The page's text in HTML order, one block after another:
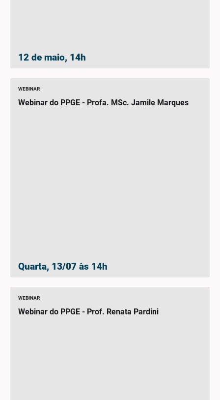
12 de maio, 14h
WEBINAR
Webinar do PPGE - Profa. MSc. Jamile Marques
Quarta, 13/07 às 14h
WEBINAR
Webinar do PPGE - Prof. Renata Pardini